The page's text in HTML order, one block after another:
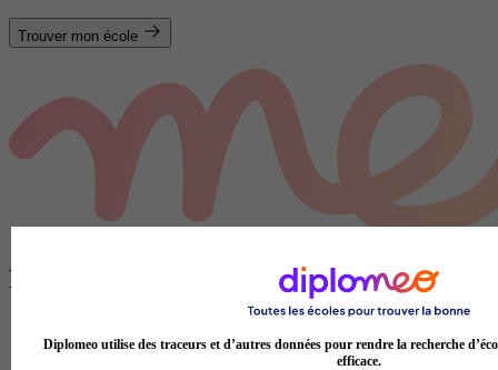
Trouver mon école
Plus de contenus sur Métiers et secteurs
Diplomeo utilise des traceurs et d’autres données pour rendre la recherche
efficace.